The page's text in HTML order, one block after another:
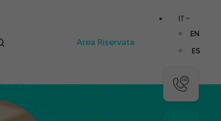
Area Riservata
IT
EN
ES